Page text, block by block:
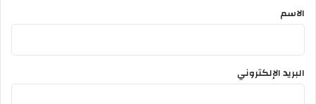
*
الاسم
البريد الإلكتروني